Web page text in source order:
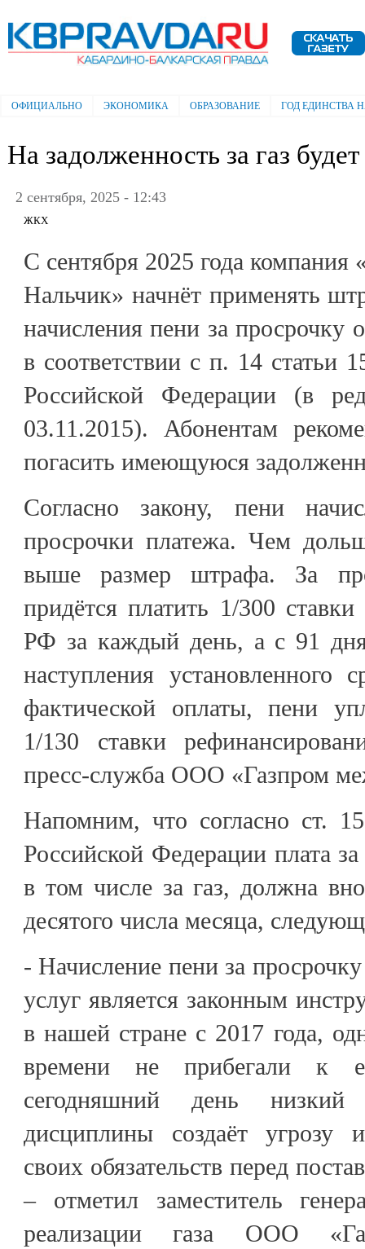
Электронная газета "Кабардино-
Балкарская правда"
Главное меню
ОФИЦИАЛЬНО ЭКОНОМИКА ОБРАЗОВАНИЕ ГОД ЕДИНСТВА
На задолженность за газ
2 сентября, 2025 - 12:43
ЖКХ
С сентября 2025 года компания
Нальчик» начнёт применять
начисления пени за просрочку
в соответствии с п. 14 статьи
Российской Федерации
03.11.2015). Абонентам
погасить имеющуюся
Согласно закону, пени
просрочки платежа. Чем
выше размер штрафа. За
придётся платить 1/300
РФ за каждый день, а с 91
наступления установленного
фактической оплаты, пени
1/130 ставки
пресс-служба ООО «Газпром
Напомним, что согласно ст.
Российской Федерации плата
в том числе за газ, должна
десятого числа месяца,
- Начисление пени за
услуг является законным
в нашей стране с 2017 года,
времени не прибегали к
сегодняшний день низкий
дисциплины создаёт угрозу
своих обязательств перед
– отметил заместитель
реализации газа ООО